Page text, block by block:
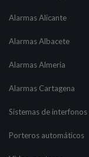
Alarmas Alicante
Alarmas Albacete
Alarmas Almeria
Alarmas Cartagena
Sistemas de interfonos
Porteros automáticos